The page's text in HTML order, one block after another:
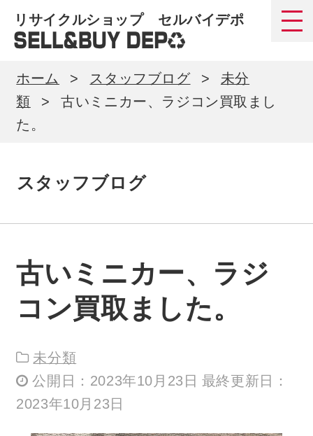
リサイクルショップ セルバイデポ
ホーム スタッフブログ
未分
類
古いミニカー、ラジコン買取まし
た。
スタッフブログ
古いミニカー、ラジ
コン買取ました。
未分類
公開日：2023年10月23日 最終更新日：
2023年10月23日